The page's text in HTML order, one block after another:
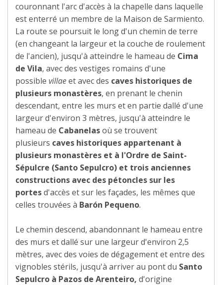
couronnant l'arc d'accès à la chapelle dans laquelle
est enterré un membre de la Maison de Sarmiento.
La route se poursuit le long d'un chemin de terre
(en changeant la largeur et la couche de roulement
de l'ancien), jusqu'à atteindre le hameau de Cima
de Vila, avec des vestiges romains d'une
possible villaeet avec des caves historiques de
plusieurs monastères, en prenant le chenin
descendant, entre les murs et en partie dallé d'une
largeur d'environ 3 mètres, jusqu'à atteindre le
hameau de Cabanelasoù se trouvent
plusieurs caves historiques appartenant à
plusieurs monastères et à l'Ordre de Saint-
Sépulcre (Santo Sepulcro) et trois anciennes
constructions avec des pétoncles sur les
portesd'accès et sur les façades, les mêmes que
celles trouvées à Barón Pequeno.
Le chemin descend, abandonnant le hameau entre
des murs et dallé sur une largeur d'environ 2,5
mètres, avec des voies de dégagement et entre des
vignobles stérils, jusqu'à arriver au pont du Santo
Sepulcro à Pazos de Arenteiro, d'origine